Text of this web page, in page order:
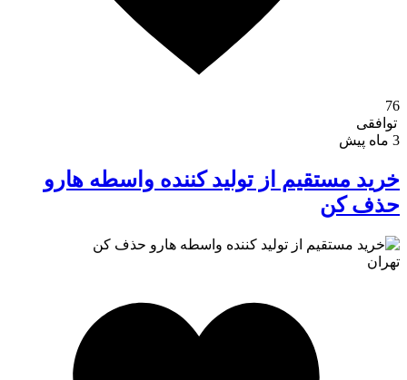
76
توافقی
خرید مستقیم از تولید کننده واسطه هارو
حذف کن
تهران